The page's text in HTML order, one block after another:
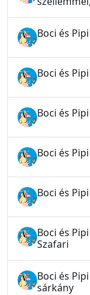
Boci és
Boci és
Boci és
Boci és
Boci és
Boci és
Szafari
Boci és
sárkány